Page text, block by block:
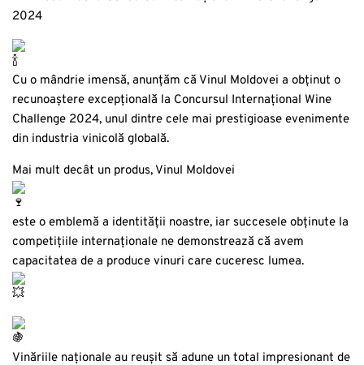
2024
Cu o mândrie imensă, anunțăm că Vinul Moldovei a obținut o
recunoaștere excepțională la Concursul Internațional Wine
Challenge 2024, unul dintre cele mai prestigioase evenimente
din industria vinicolă globală.
Mai mult decât un produs, Vinul Moldovei
este o emblemă a identității noastre, iar succesele obținute la
competițiile internaționale ne demonstrează că avem
capacitatea de a produce vinuri care cuceresc lumea.
Vinăriile naționale au reușit să adune un total impresionant de